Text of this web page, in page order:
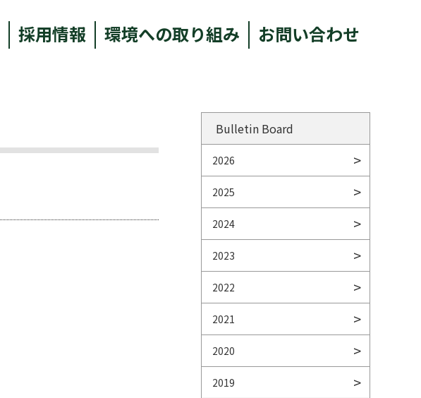
採用情報 環境への取り組み お問い合わせ
Bulletin Board
2026
2025
2024
2023
2022
2021
2020
2019